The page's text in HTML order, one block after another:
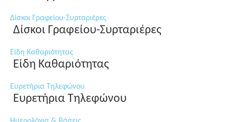
Δίσκοι Γραφείου-Συρταριέρες
Δίσκοι Γραφείου-Συρταριέρες
Είδη Καθαριότητας
Είδη Καθαριότητας
Ευρετήρια Τηλεφώνου
Ευρετήρια Τηλεφώνου